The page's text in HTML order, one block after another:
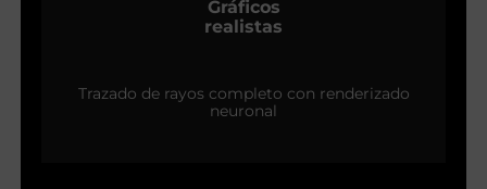
Gráficos
realistas
Trazado de rayos completo con renderizado
neuronal